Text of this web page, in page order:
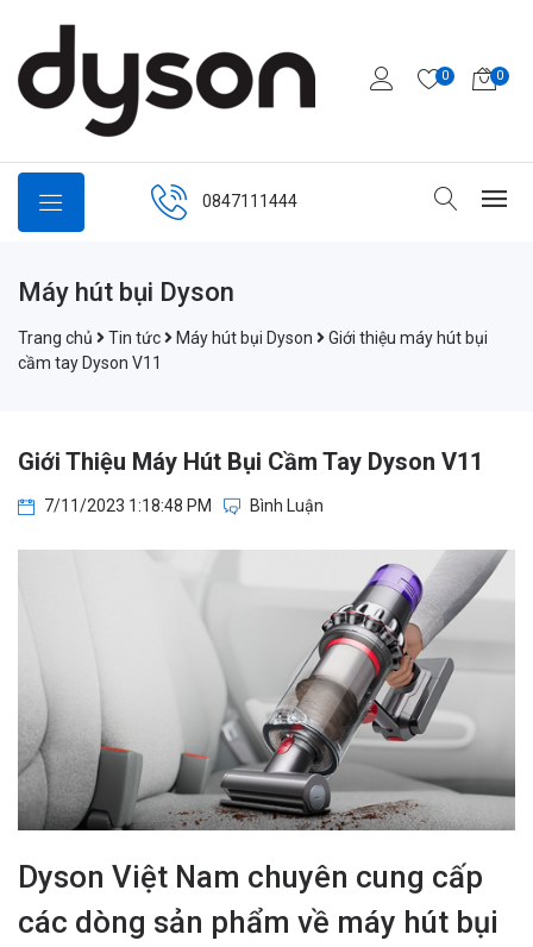
0 0
0847111444
Máy hút bụi Dyson
Trang chủ Tin tức Máy hút bụi Dyson
Giới thiệu máy hút bụi
cầm tay Dyson V11
Giới Thiệu Máy Hút Bụi Cầm Tay Dyson V11
7/11/2023 1:18:48 PM Bình Luận
Dyson Việt Nam chuyên cung cấp
các dòng sản phẩm về máy hút bụi